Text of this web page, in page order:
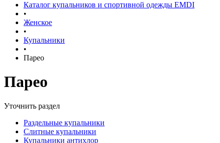
Каталог купальников и спортивной одежды EMDI
•
Женское
•
Купальники
•
Парео
Парео
Уточнить раздел
Раздельные купальники
Слитные купальники
Купальники антихлор